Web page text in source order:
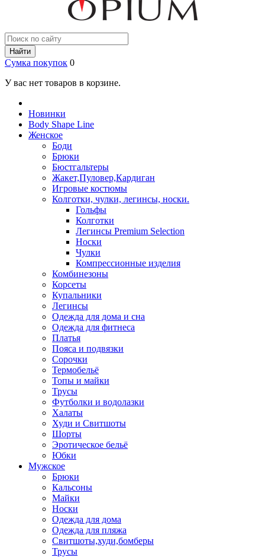
Найти
Сумка покупок 0
У вас нет товаров в корзине.
Новинки
Body Shape Line
Женское
Боди
Брюки
Бюстгальтеры
Жакет,Пуловер,Кардиган
Игровые костюмы
Колготки, чулки, легинсы, носки.
Гольфы
Колготки
Легинсы Premium Selection
Носки
Чулки
Компрессионные изделия
Комбинезоны
Корсеты
Купальники
Легинсы
Одежда для дома и сна
Одежда для фитнеса
Платья
Пояса и подвязки
Сорочки
Термобельё
Топы и майки
Трусы
Футболки и водолазки
Халаты
Худи и Свитшоты
Шорты
Эротическое бельё
Юбки
Мужское
Брюки
Кальсоны
Майки
Носки
Одежда для дома
Одежда для пляжа
Свитшоты,худи,бомберы
Трусы